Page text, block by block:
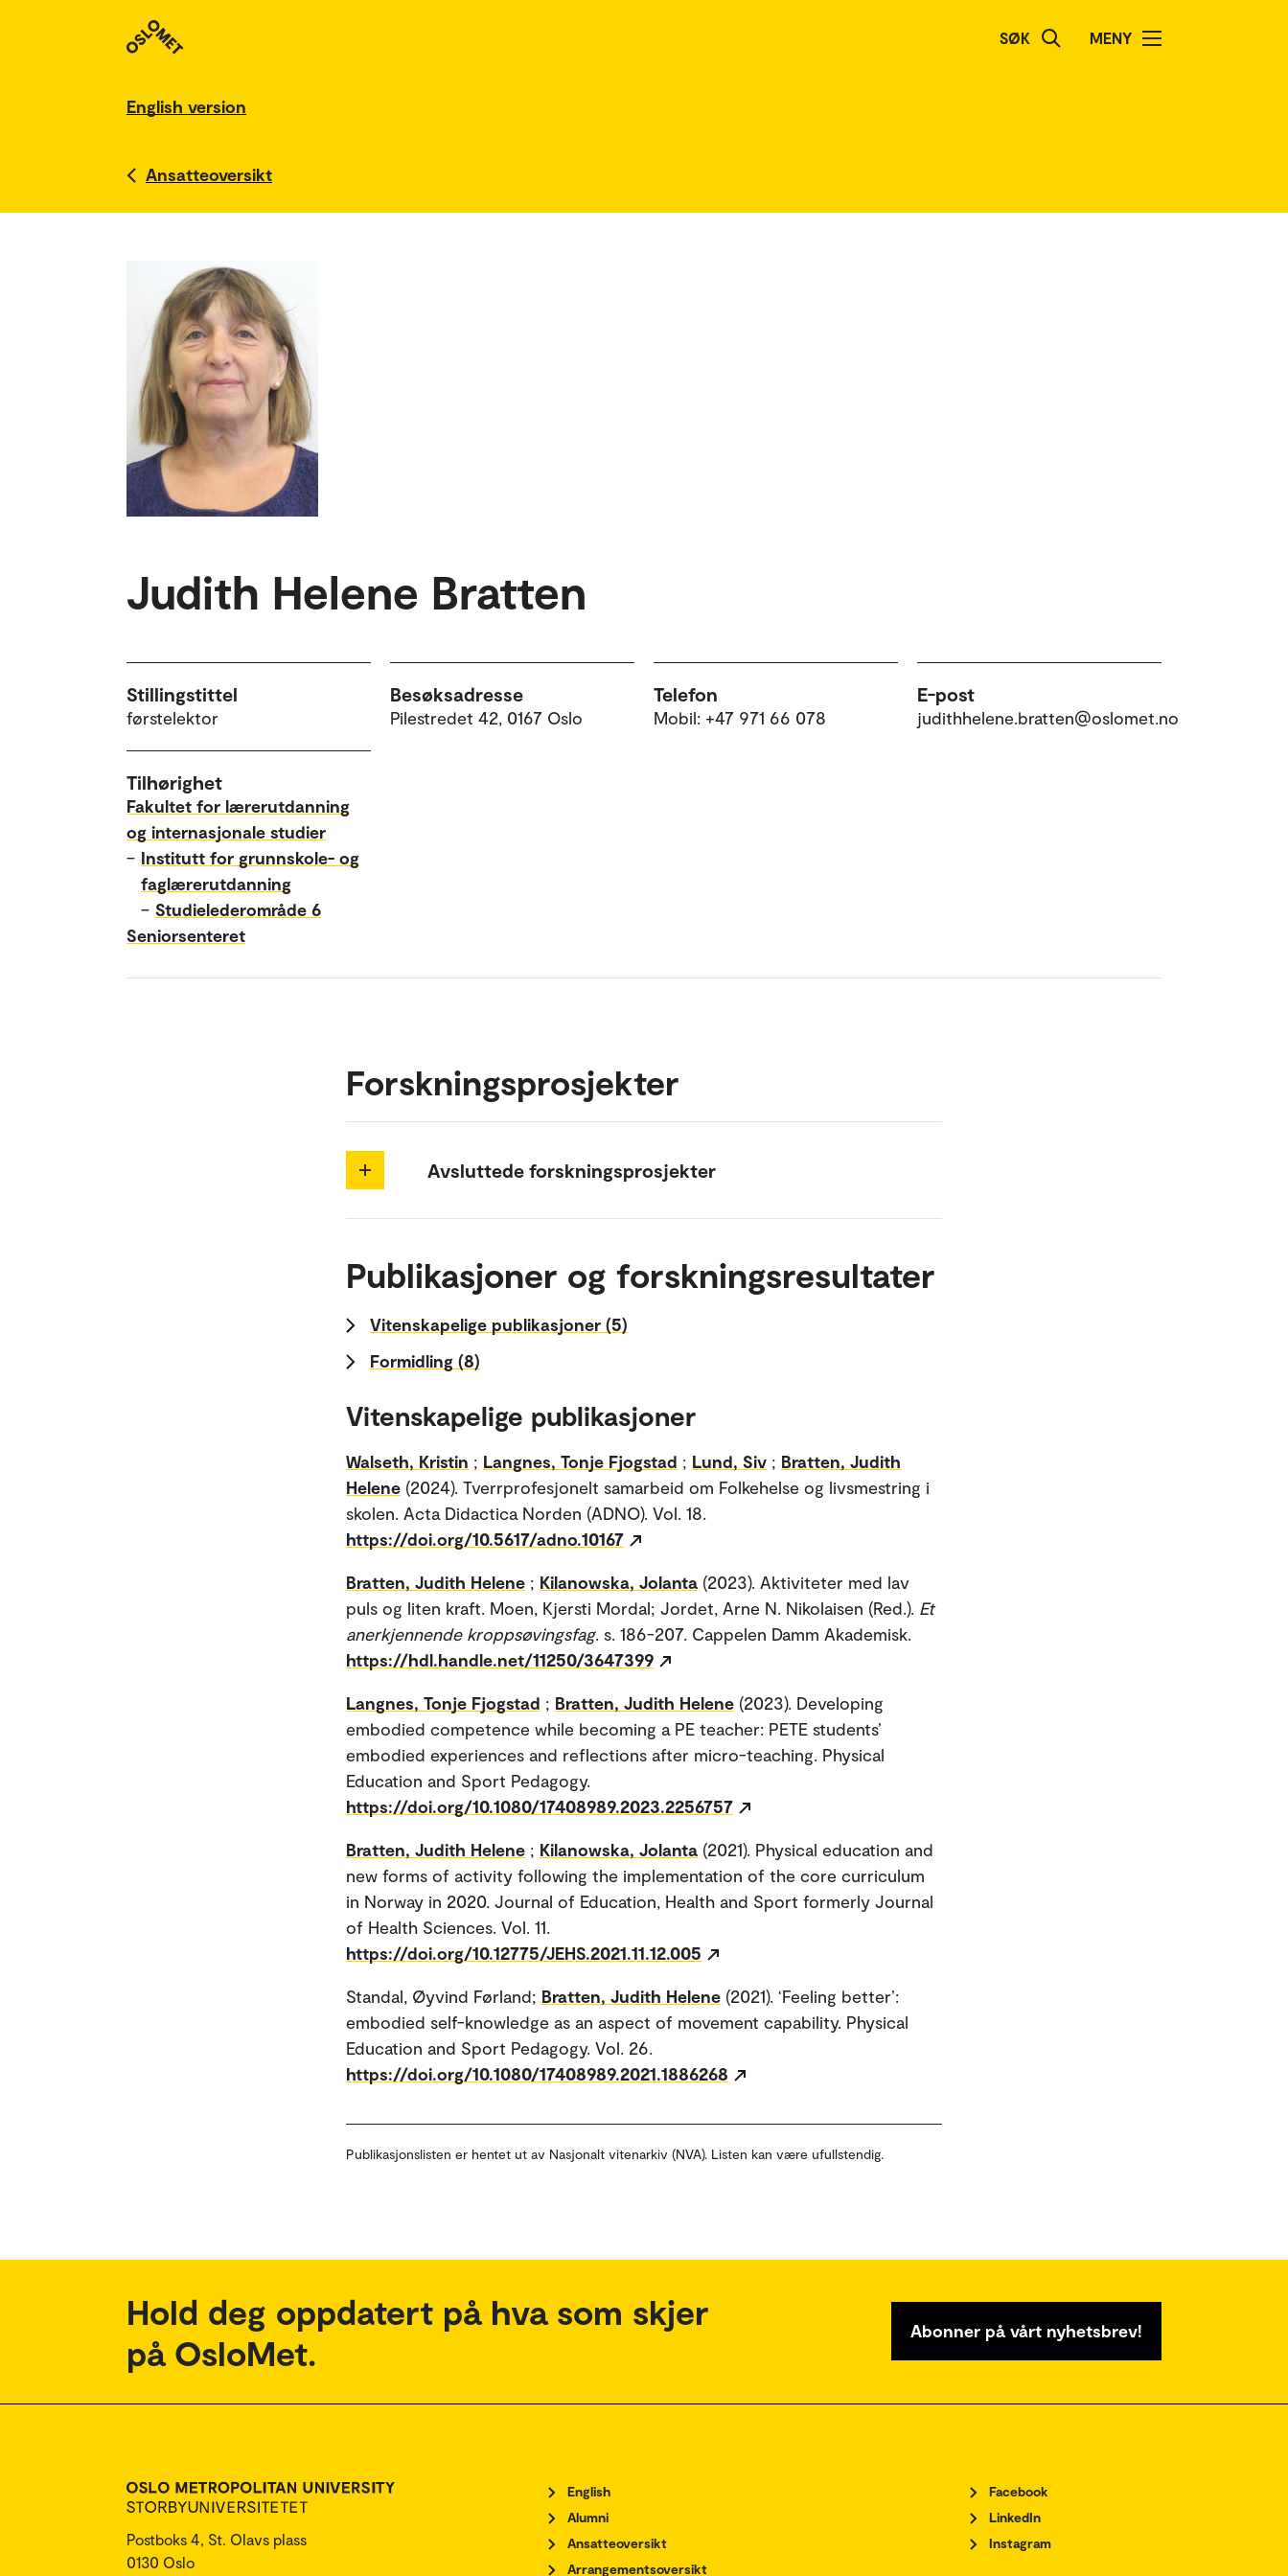
SØK MENY
English version
Ansatteoversikt
Judith Helene Bratten
Stillingstittel
førstelektor
Besøksadresse
Pilestredet 42, 0167 Oslo
Telefon
Mobil: +47 971 66 078
E-post
judithhelene.bratten@oslomet.no
Tilhørighet
Fakultet for lærerutdanning
og internasjonale studier
– Institutt for grunnskole- og
faglærerutdanning
– Studielederområde 6
Seniorsenteret
Forskningsprosjekter
Avsluttede forskningsprosjekter
Publikasjoner og forskningsresultater
Vitenskapelige publikasjoner (5)
Formidling (8)
Vitenskapelige publikasjoner
Walseth, Kristin ; Langnes, Tonje Fjogstad ; Lund, Siv ; Bratten, Judith
Helene (2024). Tverrprofesjonelt samarbeid om Folkehelse og livsmestring i
skolen. Acta Didactica Norden (ADNO). Vol. 18.
https://doi.org/10.5617/adno.10167
Bratten, Judith Helene ; Kilanowska, Jolanta (2023). Aktiviteter med lav
puls og liten kraft. Moen, Kjersti Mordal; Jordet, Arne N. Nikolaisen (Red.). Et
anerkjennende kroppsøvingsfag. s. 186-207. Cappelen Damm Akademisk.
https://hdl.handle.net/11250/3647399
Langnes, Tonje Fjogstad ; Bratten, Judith Helene (2023). Developing
embodied competence while becoming a PE teacher: PETE students’
embodied experiences and reflections after micro-teaching. Physical
Education and Sport Pedagogy.
https://doi.org/10.1080/17408989.2023.2256757
Bratten, Judith Helene ; Kilanowska, Jolanta (2021). Physical education and
new forms of activity following the implementation of the core curriculum
in Norway in 2020. Journal of Education, Health and Sport formerly Journal
of Health Sciences. Vol. 11.
https://doi.org/10.12775/JEHS.2021.11.12.005
Standal, Øyvind Førland; Bratten, Judith Helene (2021). ‘Feeling better’:
embodied self-knowledge as an aspect of movement capability. Physical
Education and Sport Pedagogy. Vol. 26.
https://doi.org/10.1080/17408989.2021.1886268
Publikasjonslisten er hentet ut av Nasjonalt vitenarkiv (NVA). Listen kan være ufullstendig.
Hold deg oppdatert på hva som skjer
på OsloMet.
Abonner på vårt nyhetsbrev!
Postboks 4, St. Olavs plass
0130 Oslo
English
Alumni
Ansatteoversikt
Arrangementsoversikt
Facebook
LinkedIn
Instagram